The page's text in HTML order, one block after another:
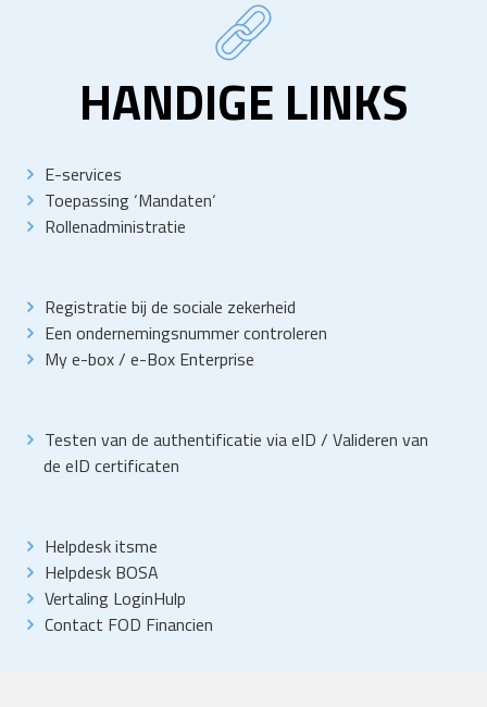
HANDIGE LINKS
E-services
Toepassing ‘Mandaten‘
Rollenadministratie
Registratie bij de sociale zekerheid
Een ondernemingsnummer controleren
My e-box/ e-Box Enterprise
Testen van de authentificatie via eID / Valideren van
de eID certificaten
Helpdesk itsme
Helpdesk BOSA
Vertaling LoginHulp
Contact FOD Financien